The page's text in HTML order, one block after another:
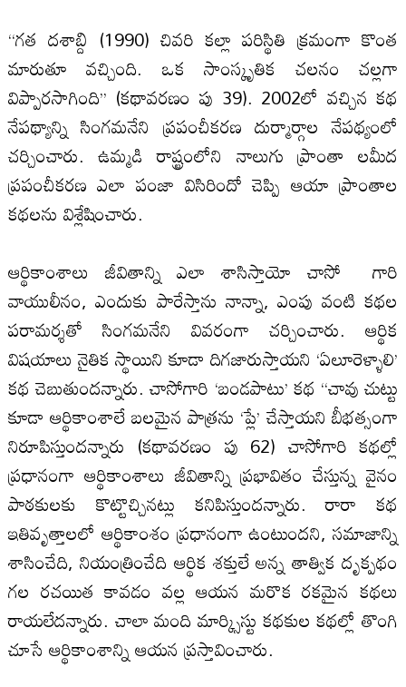
‘‘గత దశాబ్ది (1990) చివరి కల్లా పరిస్థితి క్రమంగా కొంత
మారుతూ వచ్చింది. ఒక సాంస్కృతిక చలనం చల్లగా
విప్పారసాగింది’’ (కథావరణం పు 39). 2002లో వచ్చిన కథ
నేపథ్యాన్ని సింగమనేని ప్రపంచీకరణ దుర్మార్గాల నేపథ్యంలో
చర్చించారు. ఉమ్మడి రాష్ట్రంలోని నాలుగు ప్రాంతా లమీద
ప్రపంచీకరణ ఎలా పంజా విసిరిందో చెప్పి ఆయా ప్రాంతాల
కథలను విశ్లేషించారు.
ఆర్థికాంశాలు జీవితాన్ని ఎలా శాసిస్తాయో చాసో గారి
వాయులీనం, ఎందుకు పారేస్తాను నాన్నా, ఎంపు వంటి కథల
పరామర్శతో సింగమనేని వివరంగా చర్చించారు. ఆర్థిక
విషయాలు నైతిక స్థాయిని కూడా దిగజారుస్తాయని ‘ఏలూరెళ్ళాలి’
కథ చెబుతుందన్నారు. చాసోగారి ‘బండపాటు’ కథ ‘‘చావు చుట్టు
కూడా ఆర్థికాంశాలే బలమైన పాత్రను ‘ప్లే’ చేస్తాయని బీభత్సంగా
నిరూపిస్తుందన్నారు (కథావరణం పు 62) చాసోగారి కథల్లో
ప్రధానంగా ఆర్థికాంశాలు జీవితాన్ని ప్రభావితం చేస్తున్న వైనం
పాఠకులకు కొట్టొచ్చినట్లు కనిపిస్తుందన్నారు. రారా కథ
ఇతివృత్తాలలో ఆర్థికాంశం ప్రధానంగా ఉంటుందని, సమాజాన్ని
శాసించేది, నియంత్రించేది ఆర్థిక శక్తులే అన్న తాత్విక దృక్పథం
గల రచయిత కావడం వల్ల ఆయన మరొక రకమైన కథలు
రాయలేదన్నారు. చాలా మంది మార్క్సిస్టు కథకుల కథల్లో తొంగి
చూసే ఆర్థికాంశాన్ని ఆయన ప్రస్తావించారు.